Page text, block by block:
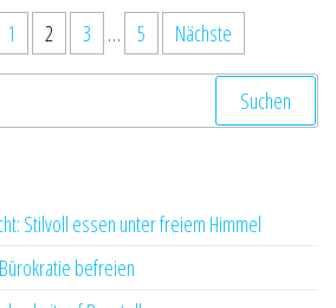
1 2 3 … 5
Nächste
Stilvoll essen unter freiem Himmel
befreien